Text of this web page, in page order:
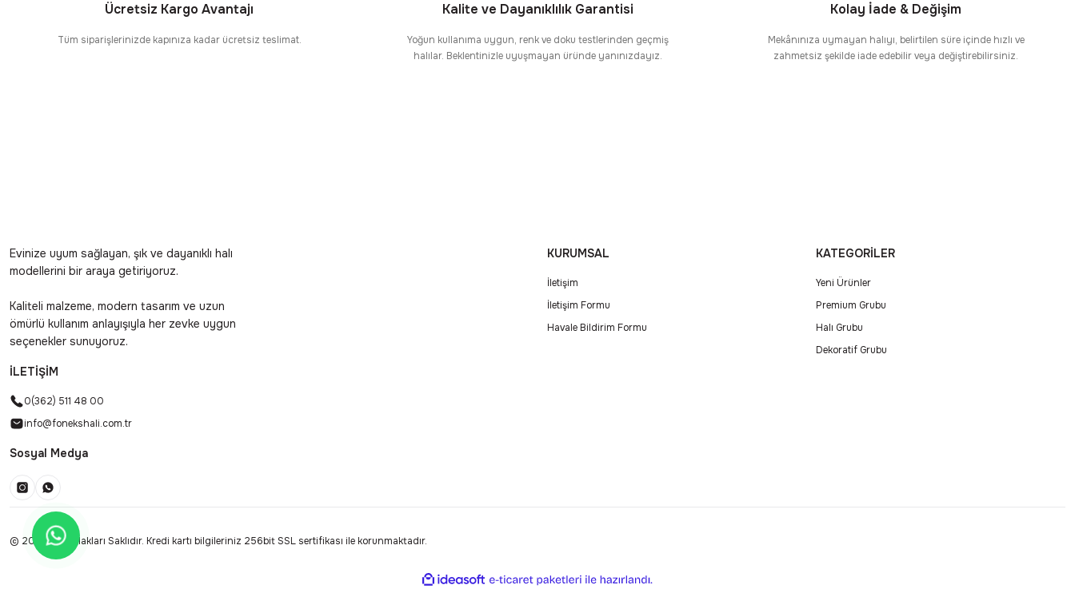
Ücretsiz Kargo Avantajı
Tüm siparişlerinizde kapınıza kadar ücretsiz teslimat.
Kalite ve Dayanıklılık Garantisi
Yoğun kullanıma uygun, renk ve doku testlerinden geçmiş
halılar. Beklentinizle uyuşmayan üründe yanınızdayız.
Kolay İade & Değişim
Mekânınıza uymayan halıyı, belirtilen süre içinde hızlı ve
zahmetsiz şekilde iade edebilir veya değiştirebilirsiniz.
Evinize uyum sağlayan, şık ve dayanıklı halı
modellerini bir araya getiriyoruz.
Kaliteli malzeme, modern tasarım ve uzun
ömürlü kullanım anlayışıyla her zevke uygun
seçenekler sunuyoruz.
İLETİŞİM
0(362) 511 48 00
info@fonekshali.com.tr
Sosyal Medya
KURUMSAL
İletişim
İletişim Formu
Havale Bildirim Formu
KATEGORİLER
Yeni Ürünler
Premium Grubu
Halı Grubu
Dekoratif Grubu
© 2025 Tüm Hakları Saklıdır. Kredi kartı bilgileriniz 256bit SSL sertifikası ile korunmaktadır.
ideasoft
e-